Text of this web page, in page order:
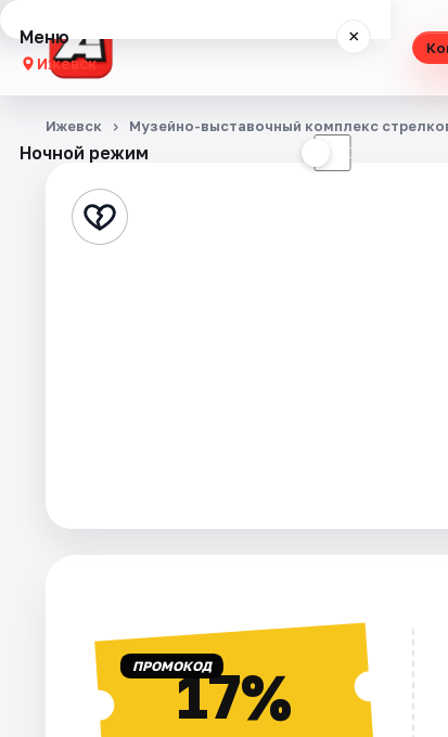
Меню ×
Ижевск
Концерты
Стендап
Ночной режим ☾
Ижевск Музейно-выставочный комплекс
ПРОМОКОД17%